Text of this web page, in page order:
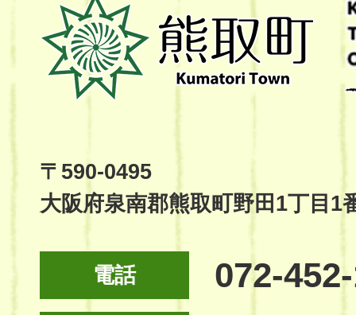
取
町
Kumatori
Site
〒590-0495
大阪府泉南郡熊取町野田1丁目1
電話 072-